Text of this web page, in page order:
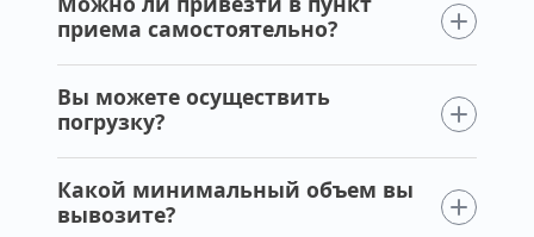
приема самостоятельно?
Вы можете осуществить
погрузку?
Какой минимальный объем вы
вывозите?